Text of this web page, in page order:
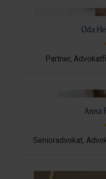
Oda
Partner,
Anna
Senioradvokat,